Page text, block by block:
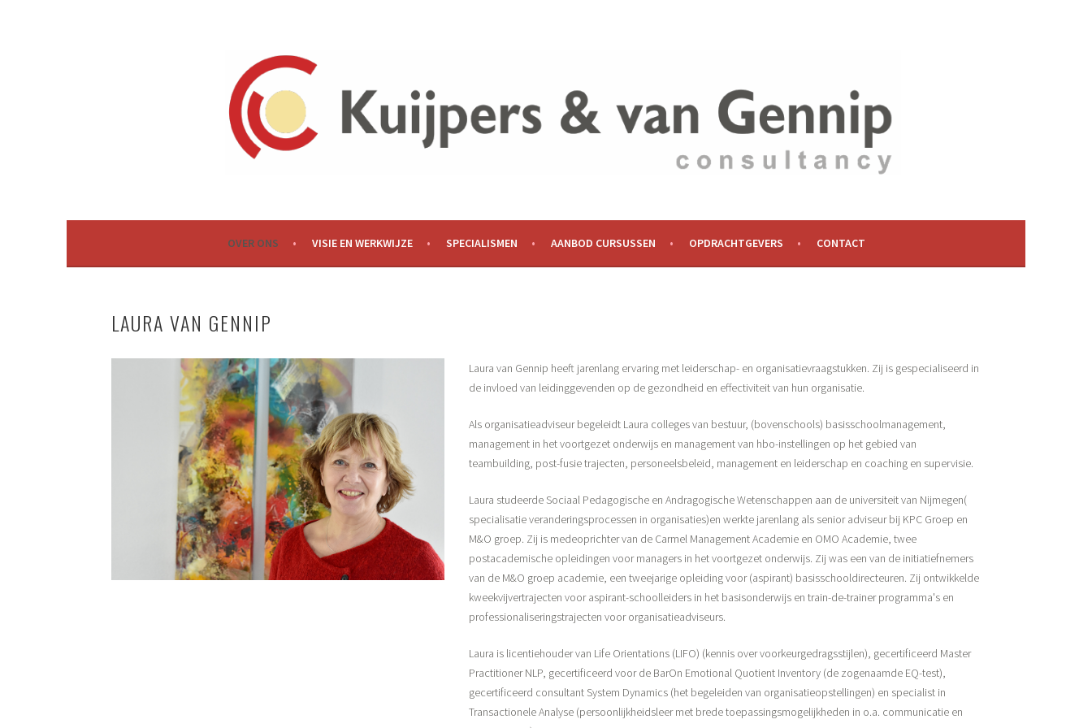
OVER ONS VISIE EN WERKWIJZE SPECIALISMEN AANBOD CURSUSSEN OPDRACHTGEVERS CONTACT
LAURA VAN GENNIP
Laura van Gennip heeft jarenlang ervaring met leiderschap- en organisatievraagstukken. Zij is gespecialiseerd in
de invloed van leidinggevenden op de gezondheid en effectiviteit van hun organisatie.
Als organisatieadviseur begeleidt Laura colleges van bestuur, (bovenschools) basisschoolmanagement,
management in het voortgezet onderwijs en management van hbo-instellingen op het gebied van
teambuilding, post-fusie trajecten, personeelsbeleid, management en leiderschap en coaching en supervisie.
Laura studeerde Sociaal Pedagogische en Andragogische Wetenschappen aan de universiteit van Nijmegen(
specialisatie veranderingsprocessen in organisaties)en werkte jarenlang als senior adviseur bij KPC Groep en
M&O groep. Zij is medeoprichter van de Carmel Management Academie en OMO Academie, twee
postacademische opleidingen voor managers in het voortgezet onderwijs. Zij was een van de initiatiefnemers
van de M&O groep academie, een tweejarige opleiding voor (aspirant) basisschooldirecteuren. Zij ontwikkelde
kweekvijvertrajecten voor aspirant-schoolleiders in het basisonderwijs en train-de-trainer programma's en
professionaliseringstrajecten voor organisatieadviseurs.
Laura is licentiehouder van Life Orientations (LIFO) (kennis over voorkeurgedragsstijlen), gecertificeerd Master
Practitioner NLP, gecertificeerd voor de BarOn Emotional Quotient Inventory (de zogenaamde EQ-test),
gecertificeerd consultant System Dynamics (het begeleiden van organisatieopstellingen) en specialist in
Transactionele Analyse (persoonlijkheidsleer met brede toepassingsmogelijkheden in o.a. communicatie en